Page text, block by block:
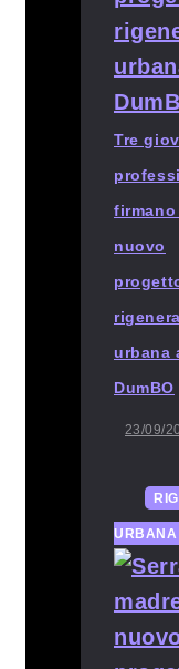
Tre
firmano
nuovo
urbana
DumBO
23/09/
URBANA